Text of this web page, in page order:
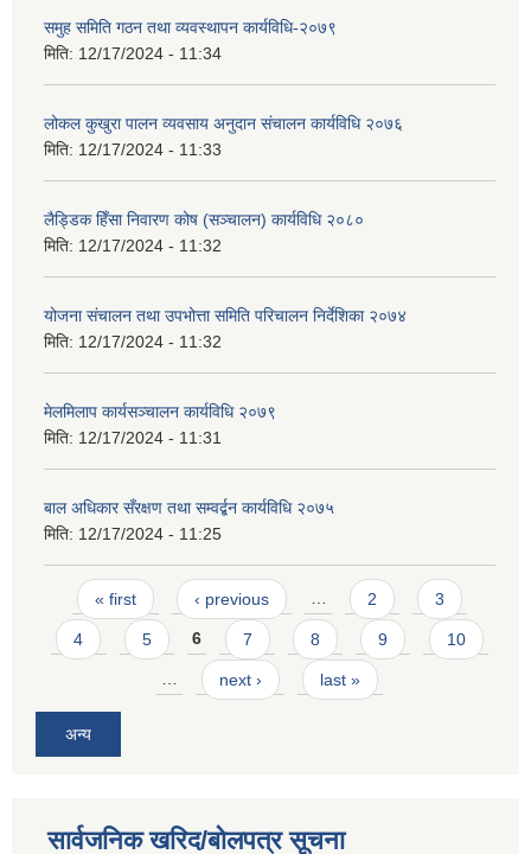
समुह समिति गठन तथा व्यवस्थापन कार्यविधि-२०७९
मिति: 12/17/2024 - 11:34
लोकल कुखुरा पालन व्यवसाय अनुदान संचालन कार्यविधि २०७६
मिति: 12/17/2024 - 11:33
लैड्डिक हिँसा निवारण कोष (सञ्चालन) कार्यविधि २०८०
मिति: 12/17/2024 - 11:32
योजना संचालन तथा उपभोत्ता समिति परिचालन निर्देशिका २०७४
मिति: 12/17/2024 - 11:32
म‍ेलमिलाप कार्यसञ्चालन कार्यविधि २०७९
मिति: 12/17/2024 - 11:31
बाल अधिकार सँरक्षण तथा सम्वर्द्बन कार्यविधि २०७५
मिति: 12/17/2024 - 11:25
Pages
« first ‹ previous … 2 3
4 5 6 7 8 9 10
… next › last »
अन्य
सार्वजनिक खरिद/बोलपत्र सूचना